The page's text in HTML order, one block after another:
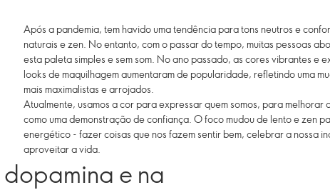
Após a pandemia, tem havido uma tendência para tons neutros e
naturais e zen. No entanto, com o passar do tempo, muitas pessoas
esta paleta simples e sem som. No ano passado, as cores vibrantes e
looks de maquilhagem aumentaram de popularidade, refletindo uma
mais maximalistas e arrojados.
Atualmente, usamos a cor para expressar quem somos, para melhorar
como uma demonstração de confiança. O foco mudou de lento e zen
energético - fazer coisas que nos fazem sentir bem, celebrar a nossa
aproveitar a vida.
e na